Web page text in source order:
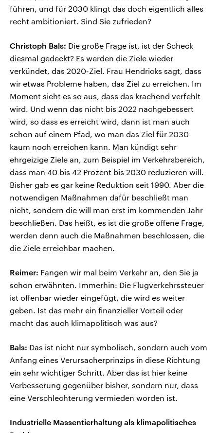
führen, und für 2030 klingt das doch eigentlich alles
recht ambitioniert. Sind Sie zufrieden?
Christoph Bals: Die große Frage ist, ist der Scheck
diesmal gedeckt? Es werden die Ziele wieder
verkündet, das 2020-Ziel. Frau Hendricks sagt, dass
wir etwas Probleme haben, das Ziel zu erreichen. Im
Moment sieht es so aus, dass das krachend verfehlt
wird. Und wenn das nicht bis 2022 nachgebessert
wird, so dass es erreicht wird, dann ist man auch
schon auf einem Pfad, wo man das Ziel für 2030
kaum noch erreichen kann. Man kündigt sehr
ehrgeizige Ziele an, zum Beispiel im Verkehrsbereich,
dass man 40 bis 42 Prozent bis 2030 reduzieren will.
Bisher gab es gar keine Reduktion seit 1990. Aber die
notwendigen Maßnahmen dafür beschließt man
nicht, sondern die will man erst im kommenden Jahr
beschließen. Das heißt, es ist die große offene Frage,
werden denn auch die Maßnahmen beschlossen, die
die Ziele erreichbar machen.
Reimer: Fangen wir mal beim Verkehr an, den Sie ja
schon erwähnten. Immerhin: Die Flugverkehrssteuer
ist offenbar wieder eingefügt, die wird es weiter
geben. Ist das mehr ein finanzieller Vorteil oder
macht das auch klimapolitisch was aus?
Bals: Das ist nicht nur symbolisch, sondern auch vom
Anfang eines Verursacherprinzips in diese Richtung
ein sehr wichtiger Schritt. Aber das ist hier keine
Verbesserung gegenüber bisher, sondern nur, dass
eine Verschlechterung vermieden worden ist.
Industrielle Massentierhaltung als klimapolitisches